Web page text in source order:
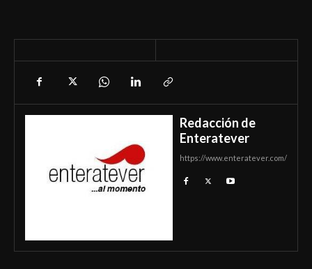
Redacción de
Enteratever
https://www.enteratever.com/